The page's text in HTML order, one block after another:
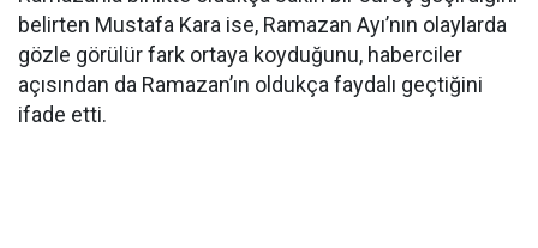
belirten Mustafa Kara ise, Ramazan Ayı’nın olaylarda
gözle görülür fark ortaya koyduğunu, haberciler
açısından da Ramazan’ın oldukça faydalı geçtiğini
ifade etti.